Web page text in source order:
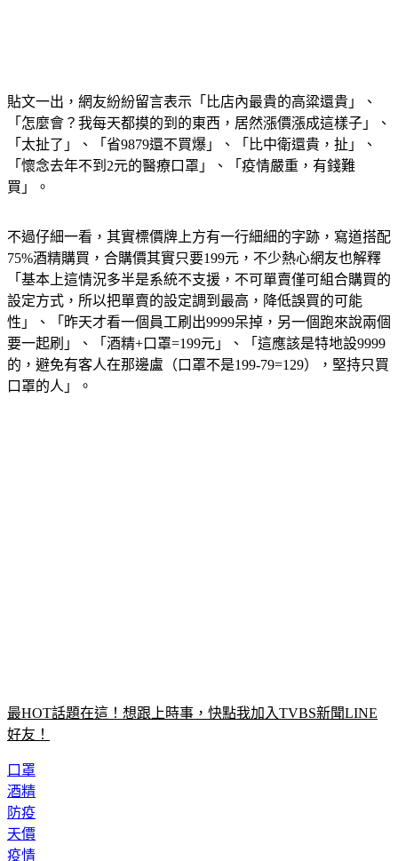
貼文一出，網友紛紛留言表示「比店內最貴的高粱還貴」、
「怎麼會？我每天都摸的到的東西，居然漲價漲成這樣子」、
「太扯了」、「省9879還不買爆」、「比中衛還貴，扯」、
「懷念去年不到2元的醫療口罩」、「疫情嚴重，有錢難
買」。
不過仔細一看，其實標價牌上方有一行細細的字跡，寫道搭配
75%酒精購買，合購價其實只要199元，不少熱心網友也解釋
「基本上這情況多半是系統不支援，不可單賣僅可組合購買的
設定方式，所以把單賣的設定調到最高，降低誤買的可能
性」、「昨天才看一個員工刷出9999呆掉，另一個跑來說兩個
要一起刷」、「酒精+口罩=199元」、「這應該是特地設9999
的，避免有客人在那邊盧（口罩不是199-79=129），堅持只買
口罩的人」。
最HOT話題在這！想跟上時事，快點我加入TVBS新聞LINE
好友！
口罩
酒精
防疫
天價
疫情